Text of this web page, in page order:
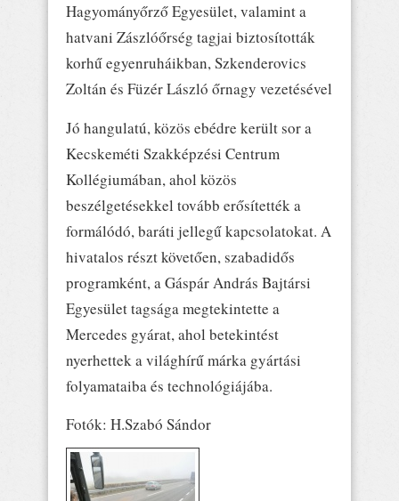
Hagyományőrző Egyesület, valamint a
hatvani Zászlóőrség tagjai biztosították
korhű egyenruháikban, Szkenderovics
Zoltán és Füzér László őrnagy vezetésével
Jó hangulatú, közös ebédre került sor a
Kecskeméti Szakképzési Centrum
Kollégiumában, ahol közös
beszélgetésekkel tovább erősítették a
formálódó, baráti jellegű kapcsolatokat. A
hivatalos részt követően, szabadidős
programként, a Gáspár András Bajtársi
Egyesület tagsága megtekintette a
Mercedes gyárat, ahol betekintést
nyerhettek a világhírű márka gyártási
folyamataiba és technológiájába.
Fotók: H.Szabó Sándor